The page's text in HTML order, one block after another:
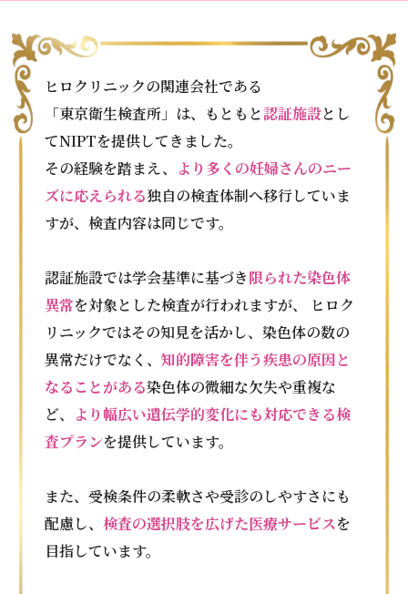
ヒロクリニックの関連会社である
「東京衛生検査所」は、もともと認証施設とし
てNIPTを提供してきました。
その経験を踏まえ、
より多くの妊婦さんのニー
ズに応えられる独自の検査体制へ移行していま
すが、検査内容は同じです。
認証施設では学会基準に基づき限られた染色体
異常を対象とした検査が行われますが、 ヒロク
リニックではその知見を活かし、染色体の数の
異常だけでなく、知的障害を伴う疾患の原因と
なることがある染色体の微細な欠失や重複な
ど、
より幅広い遺伝学的変化にも対応できる検
査プランを提供しています。
また、受検条件の柔軟さや受診のしやすさにも
配慮し、検査の選択肢を広げた医療サービスを
目指しています。